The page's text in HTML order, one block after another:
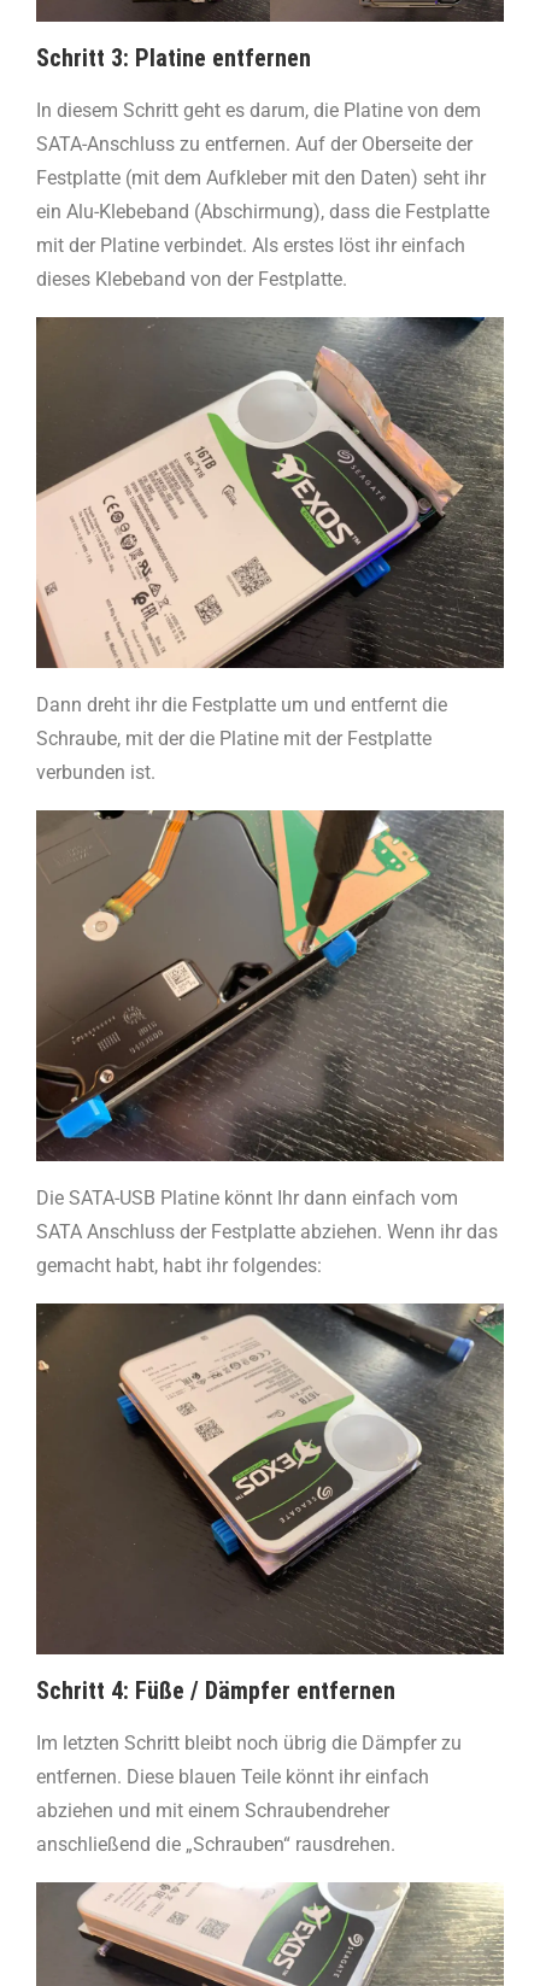
Schritt 3: Platine entfernen
In diesem Schritt geht es darum, die Platine von dem
SATA-Anschluss zu entfernen. Auf der Oberseite der
Festplatte (mit dem Aufkleber mit den Daten) seht ihr
ein Alu-Klebeband (Abschirmung), dass die Festplatte
mit der Platine verbindet. Als erstes löst ihr einfach
dieses Klebeband von der Festplatte.
Dann dreht ihr die Festplatte um und entfernt die
Schraube, mit der die Platine mit der Festplatte
verbunden ist.
Die SATA-USB Platine könnt Ihr dann einfach vom
SATA Anschluss der Festplatte abziehen. Wenn ihr das
gemacht habt, habt ihr folgendes:
Schritt 4: Füße / Dämpfer entfernen
Im letzten Schritt bleibt noch übrig die Dämpfer zu
entfernen. Diese blauen Teile könnt ihr einfach
abziehen und mit einem Schraubendreher
anschließend die „Schrauben“ rausdrehen.